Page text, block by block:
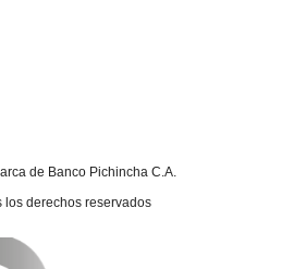
de Banco Pichincha C.A.
los derechos reservados